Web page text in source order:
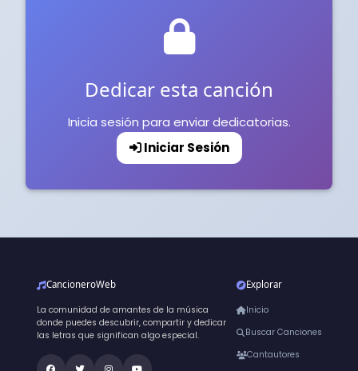
Dedicar esta canción
Inicia sesión para enviar dedicatorias.
Iniciar Sesión
CancioneroWeb
La comunidad de amantes de la música
donde puedes descubrir, compartir y dedicar
las letras que significan algo especial.
Explorar
Inicio
Buscar Canciones
Cantautores